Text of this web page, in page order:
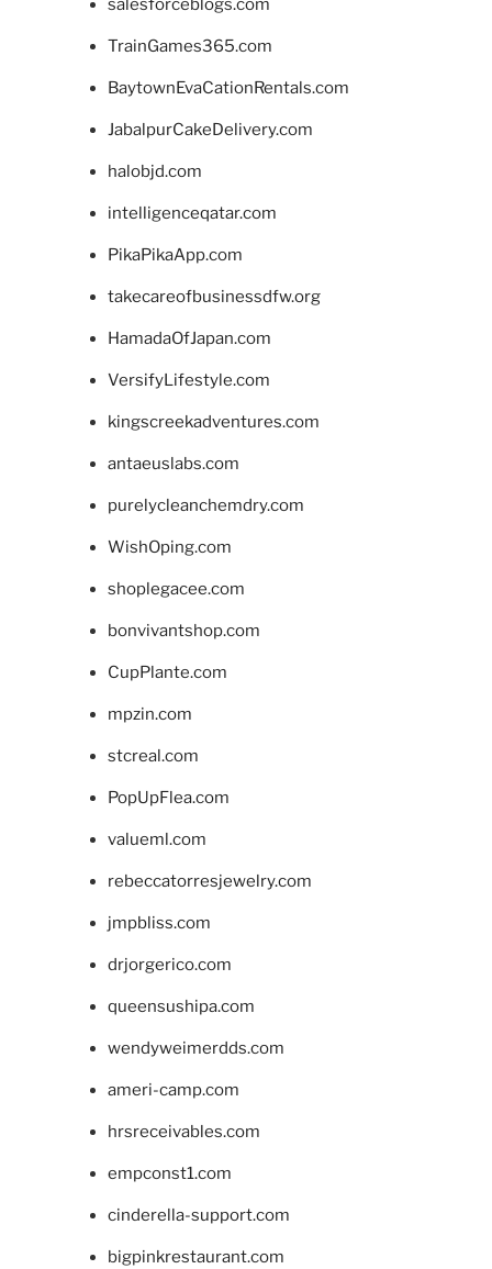
salesforceblogs.com
TrainGames365.com
BaytownEvaCationRentals.com
JabalpurCakeDelivery.com
halobjd.com
intelligenceqatar.com
PikaPikaApp.com
takecareofbusinessdfw.org
HamadaOfJapan.com
VersifyLifestyle.com
kingscreekadventures.com
antaeuslabs.com
purelycleanchemdry.com
WishOping.com
shoplegacee.com
bonvivantshop.com
CupPlante.com
mpzin.com
stcreal.com
PopUpFlea.com
valueml.com
rebeccatorresjewelry.com
jmpbliss.com
drjorgerico.com
queensushipa.com
wendyweimerdds.com
ameri-camp.com
hrsreceivables.com
empconst1.com
cinderella-support.com
bigpinkrestaurant.com